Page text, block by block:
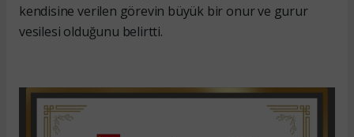
kendisine verilen görevin büyük bir onur ve gurur
vesilesi olduğunu belirtti.